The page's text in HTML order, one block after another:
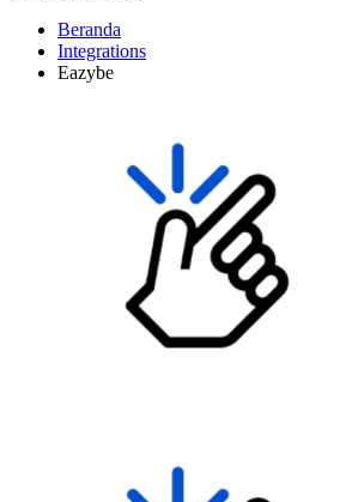
Beranda
Integrations
Eazybe